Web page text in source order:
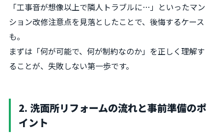
「工事音が想像以上で隣人トラブルに…」といったマン
ション改修注意点を見落としたことで、後悔するケース
も。
まずは「何が可能で、何が制約なのか」を正しく理解す
ることが、失敗しない第一歩です。
2. 洗面所リフォームの流れと事前準備のポ
イント